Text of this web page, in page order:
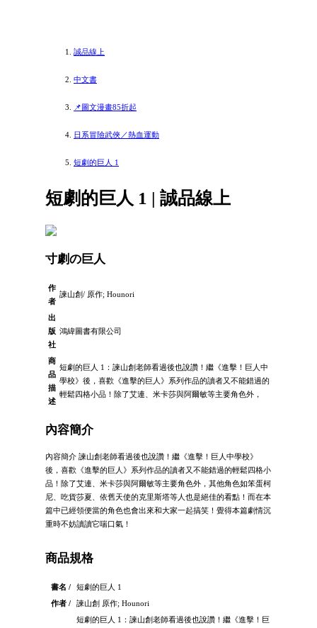
誠品線上
中文書
📌圖文漫畫85折起
日系冒險武俠／熱血運動
短劇的巨人 1
短劇的巨人 1 | 誠品線上
寸劇の巨人
作
者
諫山創/ 原作; Hounori
出
版
社
鴻緯圖書有限公司
商
品
描
述
短劇的巨人 1：諫山創老師看過後也說讚！繼《進擊！巨人中
學校》後，喜歡《進擊的巨人》系列作品的讀者又不能錯過的
輕鬆四格小品！除了艾連、米卡莎與阿爾敏等主要角色外，
內容簡介
內容簡介 諫山創老師看過後也說讚！繼《進擊！巨人中學校》
後，喜歡《進擊的巨人》系列作品的讀者又不能錯過的輕鬆四格小
品！除了艾連、米卡莎與阿爾敏等主要角色外，其他角色如笨蛋柯
尼、吃貨莎夏、依舊天使的克里斯塔等人也是絕佳的看點！而在本
篇中已經領便當的角色也會出來和大家一起搞笑！覺得本篇劇情沉
重時不妨讀讀它喘口氣！
商品規格
書名 /
短劇的巨人 1
作者 /
諫山創 原作; Hounori
短劇的巨人 1：諫山創老師看過後也說讚！繼《進擊！巨